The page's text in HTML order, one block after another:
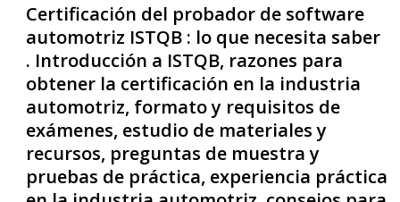
Certificación del probador de software
automotriz ISTQB : lo que necesita saber
. Introducción a ISTQB, razones para
obtener la certificación en la industria
automotriz, formato y requisitos de
exámenes, estudio de materiales y
recursos, preguntas de muestra y
pruebas de práctica, experiencia práctica